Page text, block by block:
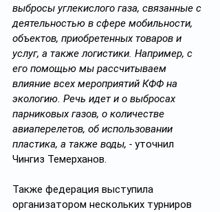
выбросы углекислого газа, связанные с
деятельностью в сфере мобильности,
объектов, приобретенных товаров и
услуг, а также логистики. Например, с
его помощью мы рассчитываем
влияние всех мероприятий КФФ на
экологию. Речь идет и о выбросах
парниковых газов, о количестве
авиаперелетов, об использовании
пластика, а также воды, - уточнил
Чингиз Темерханов.
Также федерация выступила
организатором нескольких турниров